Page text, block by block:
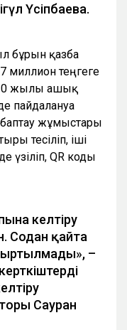
Үсіпбаева.
бұрын қазба
миллион теңгеге
жылы ашық
пайдалануға
баптау жұмыстары
тесіліп, іші
үзіліп, QR коды
келтіру
Содан қайта
–
Сауран